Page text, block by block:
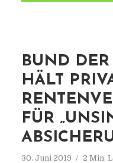
BUND
HÄLT
FÜR
30. Juni 2019 2 Min.